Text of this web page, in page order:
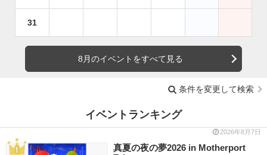
31
8月のイベントをすべて見る
条件を変更して検索
イベントランキング
2026年8月7日
真夏の夜の夢2026 in Motherport